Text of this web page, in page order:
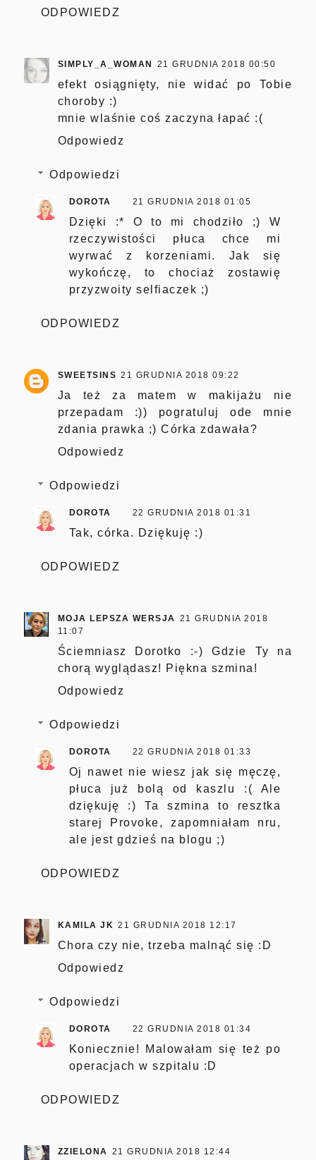
ODPOWIEDZ
SIMPLY_A_WOMAN 21 GRUDNIA 2018 00:50
efekt osiągnięty, nie widać po Tobie
choroby :)
mnie wlaśnie coś zaczyna łapać :(
Odpowiedz
Odpowiedzi
DOROTA 21 GRUDNIA 2018 01:05
Dzięki :* O to mi chodziło ;) W
rzeczywistości płuca chce mi
wyrwać z korzeniami. Jak się
wykończę, to chociaż zostawię
przyzwoity selfiaczek ;)
ODPOWIEDZ
SWEETSINS 21 GRUDNIA 2018 09:22
Ja też za matem w makijażu nie
przepadam :)) pogratuluj ode mnie
zdania prawka ;) Córka zdawała?
Odpowiedz
Odpowiedzi
DOROTA 22 GRUDNIA 2018 01:31
Tak, córka. Dziękuję :)
ODPOWIEDZ
MOJA LEPSZA WERSJA
21 GRUDNIA 2018
11:07
Ściemniasz Dorotko :-) Gdzie Ty na
chorą wyglądasz! Piękna szmina!
Odpowiedz
Odpowiedzi
DOROTA 22 GRUDNIA 2018 01:33
Oj nawet nie wiesz jak się męczę,
płuca już bolą od kaszlu :( Ale
dziękuję :) Ta szmina to resztka
starej Provoke, zapomniałam nru,
ale jest gdzieś na blogu ;)
ODPOWIEDZ
KAMILA JK 21 GRUDNIA 2018 12:17
Chora czy nie, trzeba malnąć się :D
Odpowiedz
Odpowiedzi
DOROTA 22 GRUDNIA 2018 01:34
Koniecznie! Malowałam się też po
operacjach w szpitalu :D
ODPOWIEDZ
ZZIELONA 21 GRUDNIA 2018 12:44